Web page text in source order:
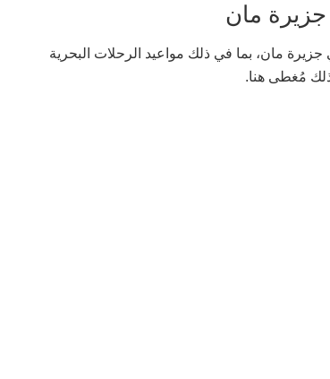
جزيرة مان
جزيرة مان، بما في ذلك مواعيد الرحلات البحرية
ذلك مُغطى هنا.